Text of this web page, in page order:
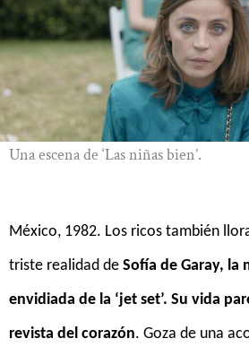
Una escena de ‘Las niñas bien’.
México, 1982. Los ricos también
triste realidad de Sofía de Garay, la
envidiada de la ‘jet set’. Su vida
revista del corazón. Goza de una